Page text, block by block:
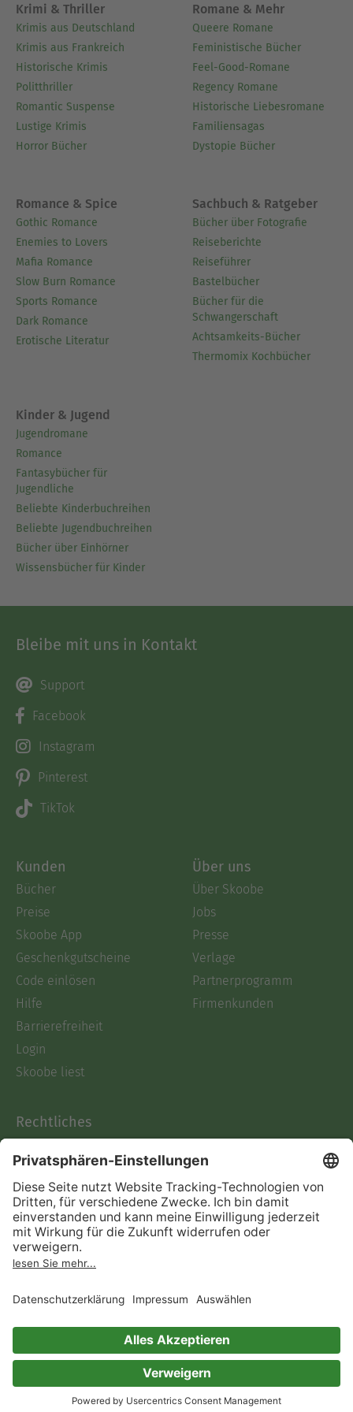
noch das Leben selbst ...
Krimi & Thriller
Krimis aus Deutschland
Krimis aus Frankreich
Historische Krimis
Politthriller
Romantic Suspense
Lustige Krimis
Horror Bücher
Romane & Mehr
Queere Romane
Feministische Bücher
Feel-Good-Romane
Regency Romane
Historische Liebesromane
Familiensagas
Dystopie Bücher
Romance & Spice
Gothic Romance
Enemies to Lovers
Mafia Romance
Slow Burn Romance
Sports Romance
Dark Romance
Erotische Literatur
Sachbuch & Ratgeber
Bücher über Fotografie
Reiseberichte
Reiseführer
Bastelbücher
Bücher für die
Schwangerschaft
Achtsamkeits-Bücher
Thermomix Kochbücher
Kinder & Jugend
Jugendromane
Romance
Fantasybücher für
Jugendliche
Beliebte Kinderbuchreihen
Beliebte Jugendbuchreihen
Bücher über Einhörner
Wissensbücher für Kinder
Bleibe mit uns in Kontakt
Support
Facebook
Instagram
Pinterest
TikTok
Kunden
Bücher
Preise
Skoobe App
Geschenkgutscheine
Code einlösen
Hilfe
Barrierefreiheit
Login
Skoobe liest
Über uns
Über Skoobe
Jobs
Presse
Verlage
Partnerprogramm
Firmenkunden
Rechtliches
AGB
Informationen nach Data
Act
Verträge hier kündigen
Impressum
Immer ein gutes Buch